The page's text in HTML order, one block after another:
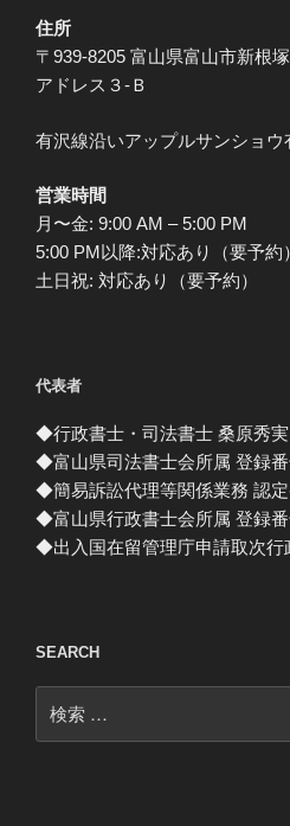
住所
〒939-8205 富山県富山市新根
アドレス３-Ｂ
有沢線沿いアップルサンショ
営業時間
月〜金: 9:00 AM – 5:00 PM
5:00 PM以降:対応あり（要予約）
土日祝: 対応あり（要予約）
代表者
◆行政書士・司法書士 桑原秀実
◆富山県司法書士会所属 登録
◆簡易訴訟代理等関係業務 認
◆富山県行政書士会所属 登録番
◆出入国在留管理庁申請取次行
SEARCH
索: